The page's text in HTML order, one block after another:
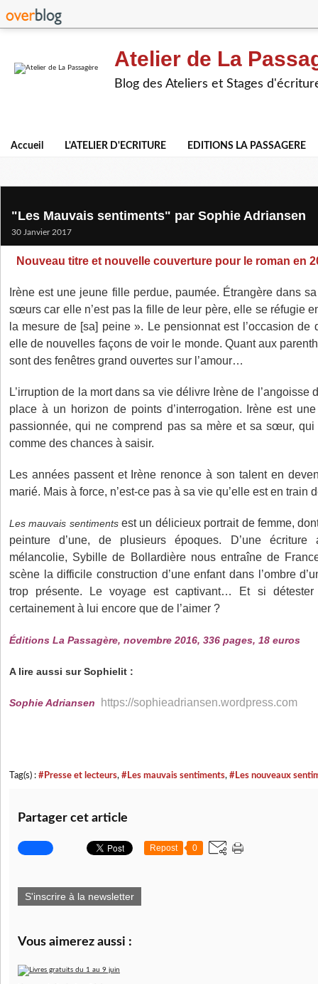
Atelier de La
Blog des Ateliers et Stages
Accueil L'ATELIER D'ECRITURE EDITIONS LA PASSAGERE
"Les Mauvais sentiments" par Sophie Adriansen
30 Janvier 2017
Nouveau titre et nouvelle couverture pour le roman en
Irène est une jeune fille perdue, paumée. Étrangère dans
sœurs car elle n’est pas la fille de leur père, elle se réfugie
la mesure de [sa] peine ». Le pensionnat est l’occasion de
elle de nouvelles façons de voir le monde. Quant aux
sont des fenêtres grand ouvertes sur l’amour…
L’irruption de la mort dans sa vie délivre Irène de l’angoisse
place à un horizon de points d’interrogation. Irène est
passionnée, qui ne comprend pas sa mère et sa sœur,
comme des chances à saisir.
Les années passent et Irène renonce à son talent en
marié. Mais à force, n’est-ce pas à sa vie qu’elle est en train
Les mauvais sentimentsest un délicieux portrait de femme,
peinture d’une, de plusieurs époques. D’une
mélancolie, Sybille de Bollardière nous entraîne de
scène la difficile construction d’une enfant dans l’ombre
trop présente. Le voyage est captivant… Et si
certainement à lui encore que de l’aimer ?
Éditions La Passagère, novembre 2016, 336 pages, 18 euros
A lire aussi sur Sophielit :
Sophie Adriansen https://sophieadriansen.wordpress.com
Tag(s) : #Presse et lecteurs, #Les mauvais sentiments, #Les nouveaux
Partager cet article
Repost 0
S'inscrire à la newsletter
Vous aimerez aussi :